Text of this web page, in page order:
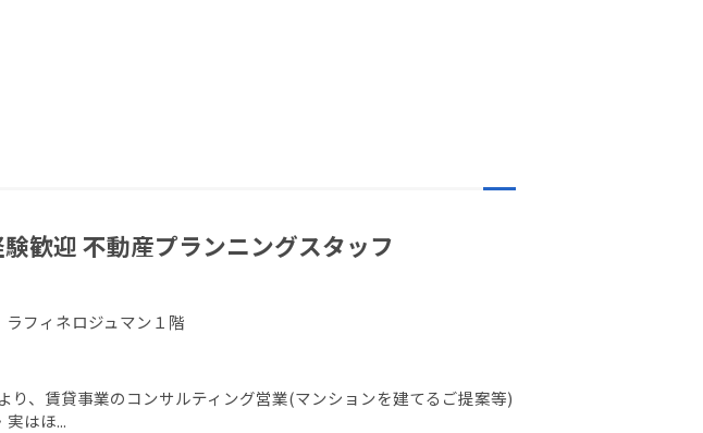
歓迎 不動産プランニングスタッフ
フィネロジュマン１階
り、賃貸事業のコンサルティング営業(マンションを建てるご提案等)
はほ...